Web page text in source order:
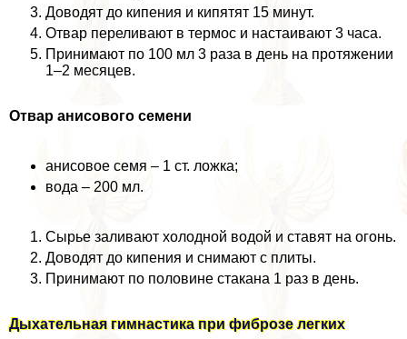
Доводят до кипения и кипятят 15 минут.
Отвар переливают в термос и настаивают 3 часа.
Принимают по 100 мл 3 раза в день на протяжении
1–2 месяцев.
Отвар анисового семени
анисовое семя – 1 ст. ложка;
вода – 200 мл.
Сырье заливают холодной водой и ставят на огонь.
Доводят до кипения и снимают с плиты.
Принимают по половине стакана 1 раз в день.
Дыхательная гимнастика при фиброзе легких